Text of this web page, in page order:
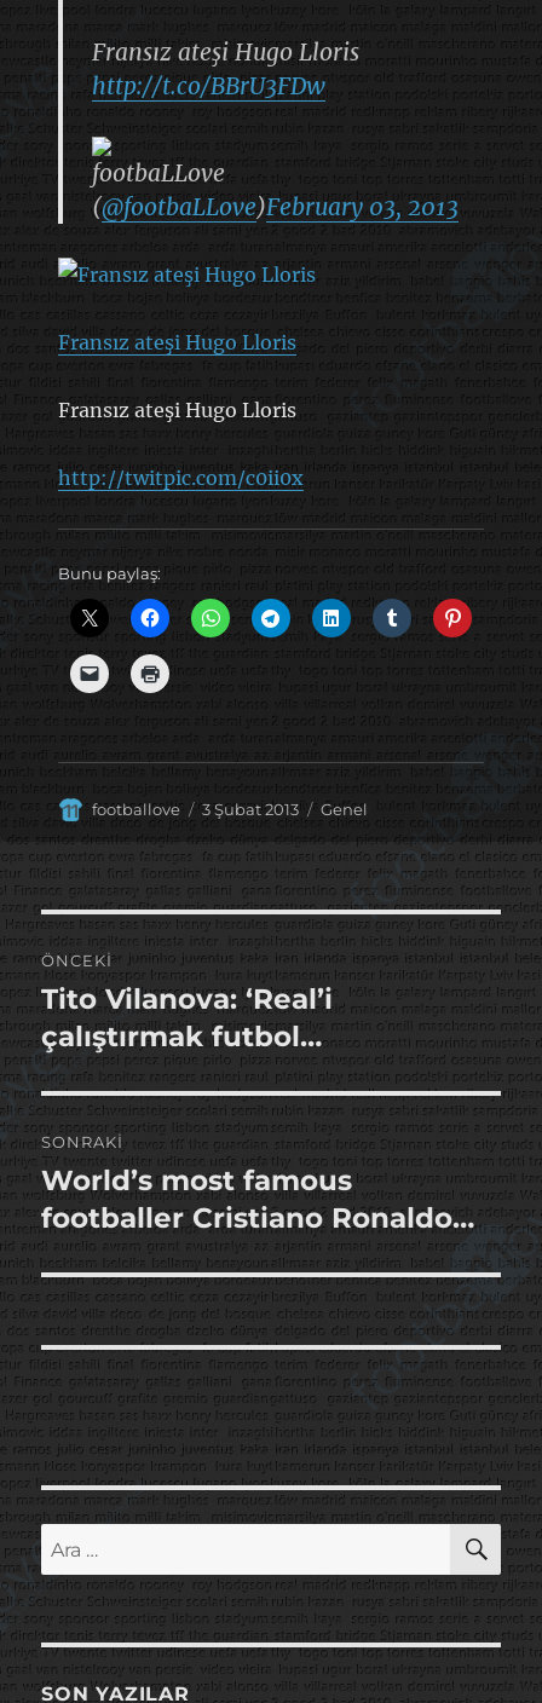
Fransız ateşi Hugo Lloris
http://t.co/BBrU3FDw
footbaLLove
(@footbaLLove)February 03, 2013
Fransız ateşi Hugo Lloris
Fransız ateşi Hugo Lloris
http://twitpic.com/c0ii0x
Bunu paylaş:
Yazar
footballove
Yayın
tarihi
3 Şubat 2013 Kategoriler
Genel
Yazı
gezinmesi
ÖNCEKI
Önceki
yazı:
Tito Vilanova: ‘Real’i
çalıştırmak futbol…
SONRAKI
Sonraki
yazı:
World’s most famous
footballer Cristiano Ronaldo…
Ara:
SON YAZILAR